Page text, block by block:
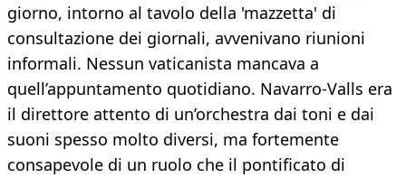
giorno, intorno al tavolo della 'mazzetta' di
consultazione dei giornali, avvenivano riunioni
informali. Nessun vaticanista mancava a
quell’appuntamento quotidiano. Navarro-Valls era
il direttore attento di un’orchestra dai toni e dai
suoni spesso molto diversi, ma fortemente
consapevole di un ruolo che il pontificato di